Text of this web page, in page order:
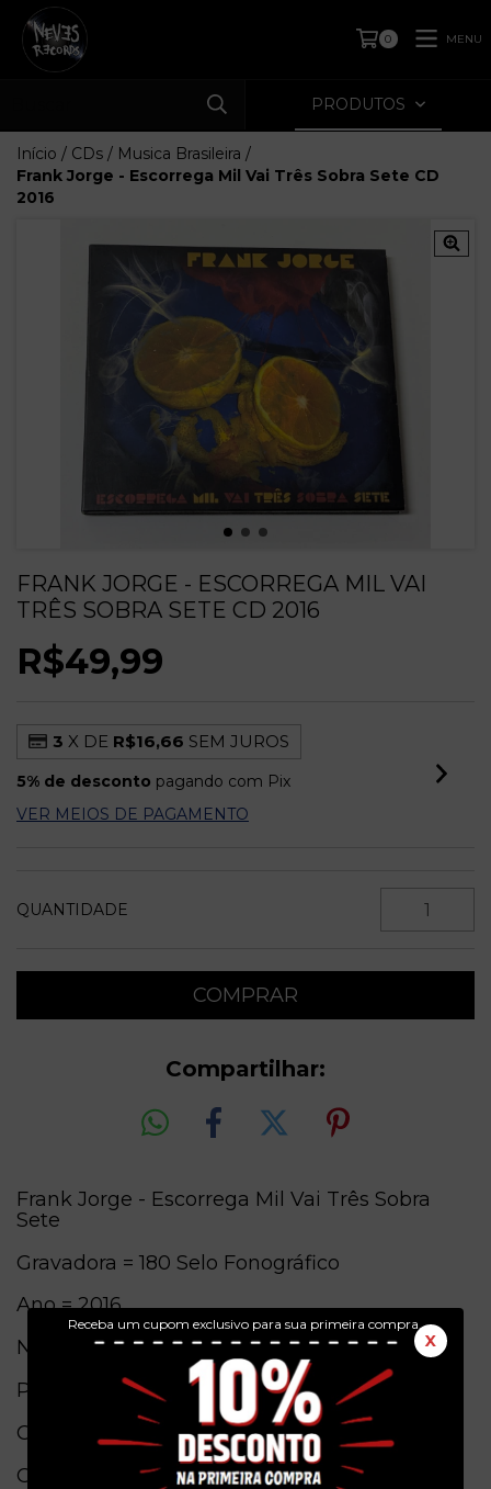
Receba um cupom exclusivo para sua primeira compra.
X
0 MENU
PRODUTOS
Início / CDs / Musica Brasileira /
Frank Jorge - Escorrega Mil Vai Três Sobra Sete CD
2016
FRANK JORGE - ESCORREGA MIL VAI
TRÊS SOBRA SETE CD 2016
R$49,99
3 X DE R$16,66 SEM JUROS
5% de desconto pagando com Pix
VER MEIOS DE PAGAMENTO
QUANTIDADE
Compartilhar:
Frank Jorge - Escorrega Mil Vai Três Sobra
Sete
Gravadora = 180 Selo Fonográfico
Ano = 2016
Numero de Catalogo = 180-CD/045
Pais de origem = Brasil
Conservação = Ex(Capa) / Ex(Cd)
Obs. = Original